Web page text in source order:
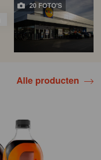
20 FOTO'S
Alle producten